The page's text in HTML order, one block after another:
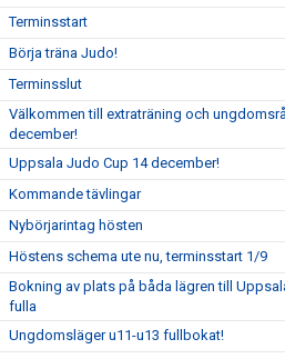
Terminsstart
Börja träna Judo!
Terminsslut
Välkommen till extraträning och
december!
Uppsala Judo Cup 14 december!
Kommande tävlingar
Nybörjarintag hösten
Höstens schema ute nu, terminsstart 1/9
Bokning av plats på båda lägren till
fulla
Ungdomsläger u11-u13 fullbokat!